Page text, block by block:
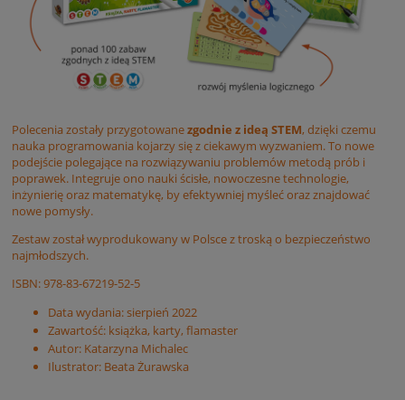
Polecenia zostały przygotowanezgodnie z ideą STEM, dzięki czemu
nauka programowania kojarzy się z ciekawym wyzwaniem. To nowe
podejście polegające na rozwiązywaniu problemów metodą prób i
poprawek. Integruje ono nauki ścisłe, nowoczesne technologie,
inżynierię oraz matematykę, by efektywniej myśleć oraz znajdować
nowe pomysły.
Zestaw został wyprodukowany w Polsce z troską o bezpieczeństwo
najmłodszych.
ISBN:978-83-67219-52-5
Data wydania:sierpień 2022
Zawartość: książka, karty, flamaster
Autor: Katarzyna Michalec
Ilustrator: Beata Żurawska